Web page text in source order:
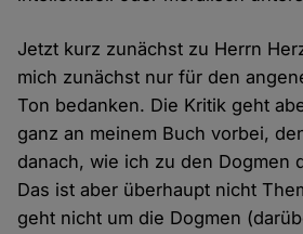
Jetzt kurz zunächst zu Herrn
mich zunächst nur für den
Ton bedanken. Die Kritik geht
ganz an meinem Buch vorbei,
danach, wie ich zu den Dogmen
Das ist aber überhaupt nicht
geht nicht um die Dogmen